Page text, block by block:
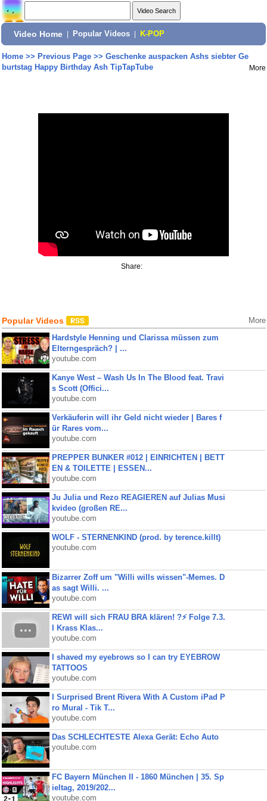
Video Home Popular Videos K-POP
Home>> Previous Page>> Geschenke auspacken Ashs siebter Ge
burtstag Happy Birthday Ash TipTapTube
More
Share:
Popular Videos More
Hardstyle Henning und Clarissa müssen zum
Elterngespräch? | ...
youtube.com
Kanye West – Wash Us In The Blood feat. Travi
s Scott (Offici...
youtube.com
Verkäuferin will ihr Geld nicht wieder | Bares f
ür Rares vom...
youtube.com
PREPPER BUNKER #012 | EINRICHTEN | BETT
EN & TOILETTE | ESSEN...
youtube.com
Ju Julia und Rezo REAGIEREN auf Julias Musi
kvideo (großen RE...
youtube.com
WOLF - STERNENKIND (prod. by terence.killt)
youtube.com
Bizarrer Zoff um "Willi wills wissen"-Memes. D
as sagt Willi. ...
youtube.com
REWI will sich FRAU BRA klären! ?⚡️ Folge 7.3.
I Krass Klas...
youtube.com
I shaved my eyebrows so I can try EYEBROW
TATTOOS
youtube.com
I Surprised Brent Rivera With A Custom iPad P
ro Mural - Tik T...
youtube.com
Das SCHLECHTESTE Alexa Gerät: Echo Auto
youtube.com
FC Bayern München II - 1860 München | 35. Sp
ieltag, 2019/202...
youtube.com